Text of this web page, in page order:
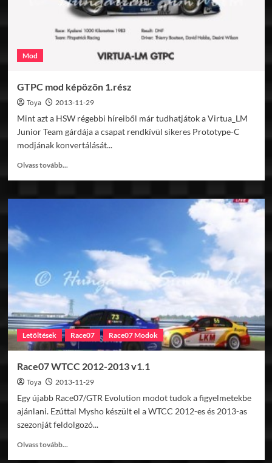
Mod
GTPC mod képözön 1.rész
Toya 2013-11-29
Mint azt a HSW régebbi híreiből már tudhatjátok a Virtua_LM
Junior Team gárdája a csapat rendkívül sikeres Prototype-C
modjának konvertálását...
Olvass tovább...
GTPC
Letöltések Race07 Race07 Modok
Race07 WTCC 2012-2013 v1.1
Toya 2013-11-29
Egy újabb Race07/GTR Evolution modot tudok a figyelmetekbe
ajánlani. Ezúttal Mysho készült el a WTCC 2012-es és 2013-as
szezonját feldolgozó...
Olvass tovább...